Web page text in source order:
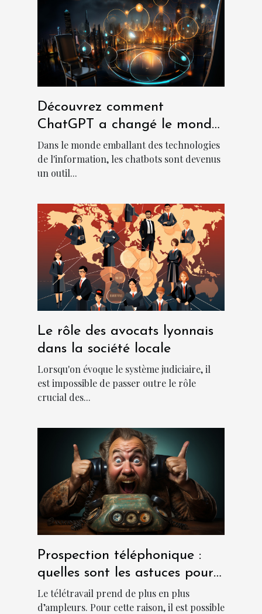
Découvrez comment
ChatGPT a changé le monde
des chatbots
Dans le monde emballant des technologies
de l'information, les chatbots sont devenus
un outil...
Le rôle des avocats lyonnais
dans la société locale
Lorsqu'on évoque le système judiciaire, il
est impossible de passer outre le rôle
crucial des...
Prospection téléphonique :
quelles sont les astuces pour
sa réussite ?
Le télétravail prend de plus en plus
d’ampleurs. Pour cette raison, il est possible